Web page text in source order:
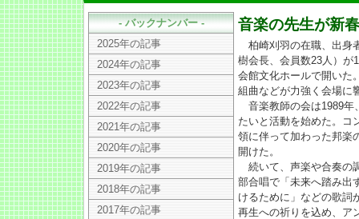
音楽の先生が新
柏崎刈羽の在職、出身
樹会長、会員数23人）が
会館文化ホールで開いた
組曲などが力強く会場に
音楽教師の会は1989年
たいと活動を始めた。コ
領に伴って加わった邦楽
開けた。
続いて、声楽や合奏の
部合唱で「未来へ踏み
けるために」などの歌詞
再生への祈りを込め、ア
- バックナンバー -
2025年の記事
2024年の記事
2023年の記事
2022年の記事
2021年の記事
2020年の記事
2019年の記事
2018年の記事
2017年の記事